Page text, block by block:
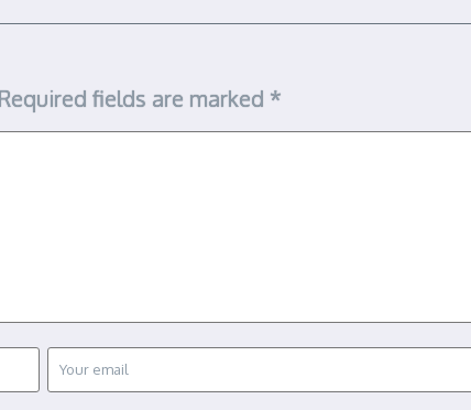
Required fields are marked *